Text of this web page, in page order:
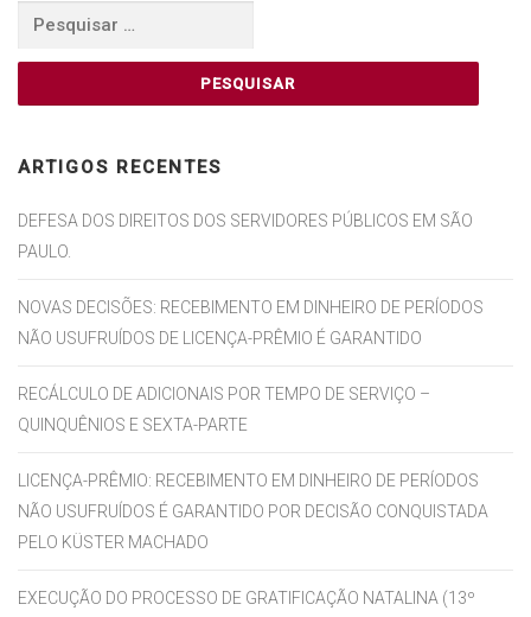
Pesquisar
ARTIGOS RECENTES
DEFESA DOS DIREITOS DOS SERVIDORES PÚBLICOS EM SÃO
PAULO.
NOVAS DECISÕES: RECEBIMENTO EM DINHEIRO DE PERÍODOS
NÃO USUFRUÍDOS DE LICENÇA-PRÊMIO É GARANTIDO
RECÁLCULO DE ADICIONAIS POR TEMPO DE SERVIÇO –
QUINQUÊNIOS E SEXTA-PARTE
LICENÇA-PRÊMIO: RECEBIMENTO EM DINHEIRO DE PERÍODOS
NÃO USUFRUÍDOS É GARANTIDO POR DECISÃO CONQUISTADA
PELO KÜSTER MACHADO
EXECUÇÃO DO PROCESSO DE GRATIFICAÇÃO NATALINA (13º